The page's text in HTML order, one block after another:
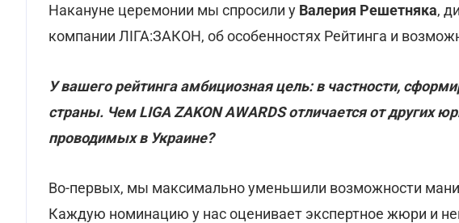
Накануне церемонии мы спросили у Валерия Решетняка,
компании ЛІГА:ЗАКОН, об особенностях Рейтинга и
У вашего рейтинга амбициозная цель: в частности,
страны. Чем LIGA ZAKON AWARDS отличается от других
проводимых в Украине?
Во-первых, мы максимально уменьшили возможности
Каждую номинацию у нас оценивает экспертное жюри и